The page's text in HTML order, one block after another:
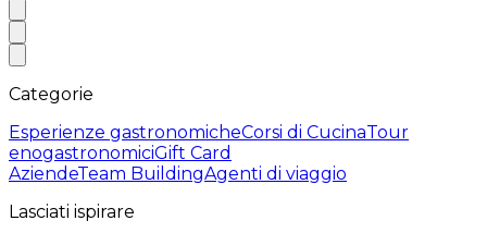
Categorie
Esperienze gastronomicheCorsi di CucinaTour
enogastronomiciGift Card
AziendeTeam BuildingAgenti di viaggio
Lasciati ispirare